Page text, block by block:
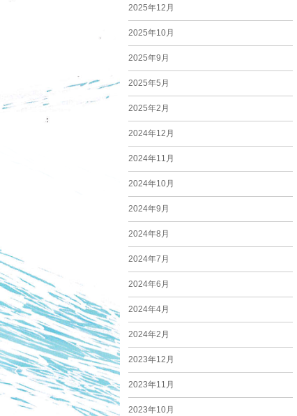
2025年12月
2025年10月
2025年9月
2025年5月
2025年2月
2024年12月
2024年11月
2024年10月
2024年9月
2024年8月
2024年7月
2024年6月
2024年4月
2024年2月
2023年12月
2023年11月
2023年10月